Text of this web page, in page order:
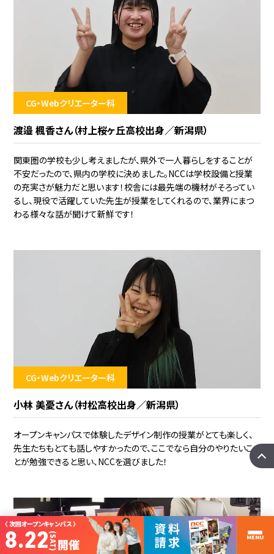
CG・Webクリエーター科
渡邉 楓香さん（村上桜ヶ丘高校出身／新潟県）
関東圏の学校も少し考えましたが、県外で一人暮らしをすることが
不安だったので、県内の学校に決めました。NCCは学校設備と授業
の充実さが魅力だと思います！校舎には最先端の機材がそろってい
るし、現役で活躍していた先生が授業をしてくれるので、業界にまつ
わる様々な話が聞けて新鮮です！
CG・Webクリエーター科
小林 美憂さん（村松高校出身／新潟県）
オープンキャンパスで体験したデザイン制作の授業がとても楽しく、
先生たちもとても話しやすかったので、ここでなら自分のやりたいこ
とが勉強できると思い、NCCを選びました！
〈 次回オープンキャンパス 〉
8.22(SAT)開催 MENU